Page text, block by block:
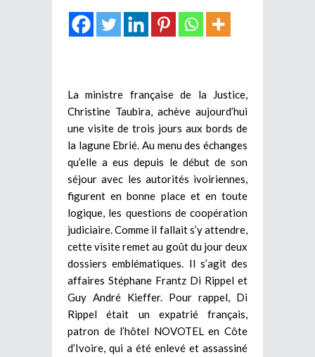
La ministre française de la Justice,
Christine Taubira, achève aujourd’hui
une visite de trois jours aux bords de
la lagune Ebrié. Au menu des échanges
qu’elle a eus depuis le début de son
séjour avec les autorités ivoiriennes,
figurent en bonne place et en toute
logique, les questions de coopération
judiciaire. Comme il fallait s’y attendre,
cette visite remet au goût du jour deux
dossiers emblématiques. Il s’agit des
affaires Stéphane Frantz Di Rippel et
Guy André Kieffer. Pour rappel, Di
Rippel était un expatrié français,
patron de l’hôtel NOVOTEL en Côte
d’Ivoire, qui a été enlevé et assassiné